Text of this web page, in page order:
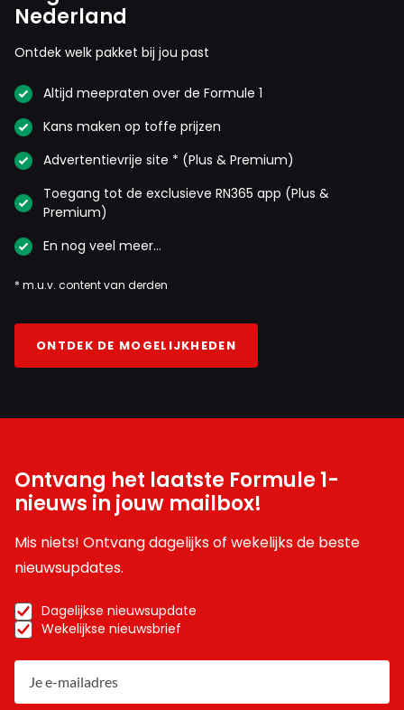
Nederland
Ontdek welk pakket bij jou past
Altijd meepraten over de Formule 1
Kans maken op toffe prijzen
Advertentievrije site * (Plus & Premium)
Toegang tot de exclusieve RN365 app (Plus &
Premium)
En nog veel meer…
* m.u.v. content van derden
ONTDEK DE MOGELIJKHEDEN
Ontvang het laatste Formule 1-
nieuws in jouw mailbox!
Mis niets! Ontvang dagelijks of wekelijks de beste
nieuwsupdates.
Dagelijkse nieuwsupdate
Wekelijkse nieuwsbrief